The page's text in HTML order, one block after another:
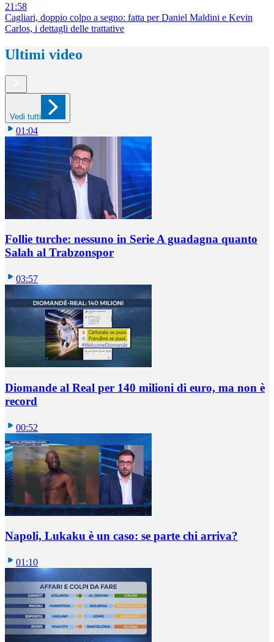
21:58
Cagliari, doppio colpo a segno: fatta per Daniel Maldini e Kevin
Carlos, i dettagli delle trattative
Ultimi video
Vedi tutti
01:04
Follie turche: nessuno in Serie A guadagna quanto
Salah al Trabzonspor
03:57
Diomande al Real per 140 milioni di euro, ma non è
record
00:52
Napoli, Lukaku è un caso: se parte chi arriva?
01:10